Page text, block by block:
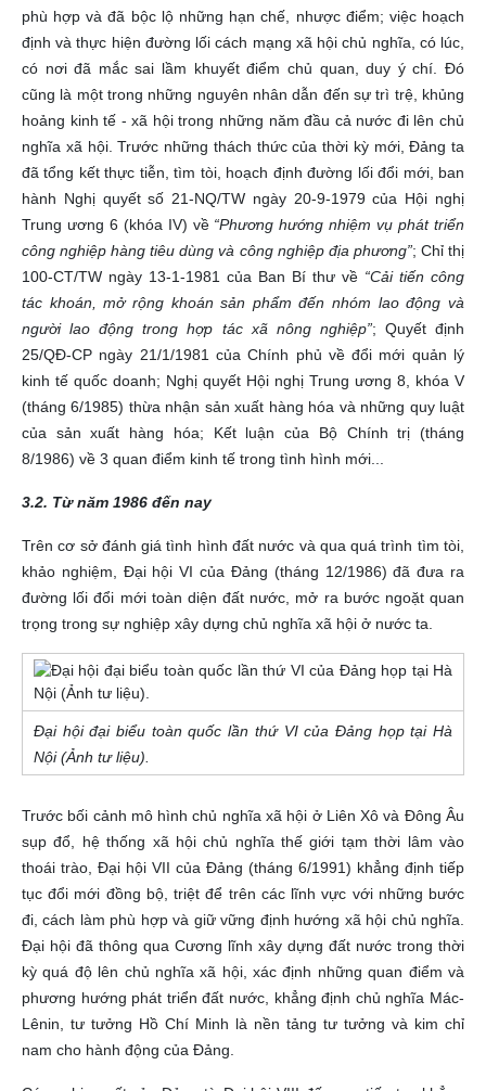
phù hợp và đã bộc lộ những hạn chế, nhược điểm; việc hoạch
định và thực hiện đường lối cách mạng xã hội chủ nghĩa, có lúc,
có nơi đã mắc sai lầm khuyết điểm chủ quan, duy ý chí. Đó
cũng là một trong những nguyên nhân dẫn đến sự trì trệ, khủng
hoảng kinh tế - xã hội trong những năm đầu cả nước đi lên chủ
nghĩa xã hội. Trước những thách thức của thời kỳ mới, Đảng ta
đã tổng kết thực tiễn, tìm tòi, hoạch định đường lối đổi mới, ban
hành Nghị quyết số 21-NQ/TW ngày 20-9-1979 của Hội nghị
Trung ương 6 (khóa IV) về “Phương hướng nhiệm vụ phát triển
công nghiệp hàng tiêu dùng và công nghiệp địa phương”; Chỉ thị
100-CT/TW ngày 13-1-1981 của Ban Bí thư về “Cải tiến công
tác khoán, mở rộng khoán sản phẩm đến nhóm lao động và
người lao động trong hợp tác xã nông nghiệp”; Quyết định
25/QĐ-CP ngày 21/1/1981 của Chính phủ về đổi mới quản lý
kinh tế quốc doanh; Nghị quyết Hội nghị Trung ương 8, khóa V
(tháng 6/1985) thừa nhận sản xuất hàng hóa và những quy luật
của sản xuất hàng hóa; Kết luận của Bộ Chính trị (tháng
8/1986) về 3 quan điểm kinh tế trong tình hình mới...
3.2. Từ năm 1986 đến nay
Trên cơ sở đánh giá tình hình đất nước và qua quá trình tìm tòi,
khảo nghiệm, Đại hội VI của Đảng (tháng 12/1986) đã đưa ra
đường lối đổi mới toàn diện đất nước, mở ra bước ngoặt quan
trọng trong sự nghiệp xây dựng chủ nghĩa xã hội ở nước ta.
Đại hội đại biểu toàn quốc lần thứ VI của Đảng họp tại Hà
Nội (Ảnh tư liệu).
Trước bối cảnh mô hình chủ nghĩa xã hội ở Liên Xô và Đông Âu
sụp đổ, hệ thống xã hội chủ nghĩa thế giới tạm thời lâm vào
thoái trào, Đại hội VII của Đảng (tháng 6/1991) khẳng định tiếp
tục đổi mới đồng bộ, triệt để trên các lĩnh vực với những bước
đi, cách làm phù hợp và giữ vững định hướng xã hội chủ nghĩa.
Đại hội đã thông qua Cương lĩnh xây dựng đất nước trong thời
kỳ quá độ lên chủ nghĩa xã hội, xác định những quan điểm và
phương hướng phát triển đất nước, khẳng định chủ nghĩa Mác-
Lênin, tư tưởng Hồ Chí Minh là nền tảng tư tưởng và kim chỉ
nam cho hành động của Đảng.